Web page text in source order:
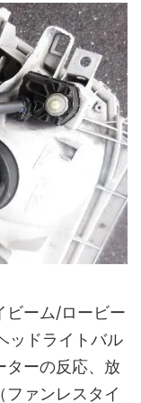
ビーム/ロービー
ッドライトバル
ターの反応、放
ァンレスタイ